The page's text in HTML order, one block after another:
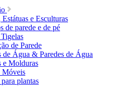
e Esculturas
de parede e de pé
de Parede
de Água & Paredes de Água
e Molduras
Móveis
plantas